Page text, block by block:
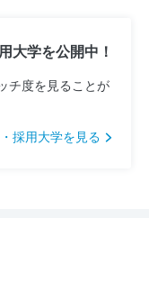
大学を公開中！
チ度を見ることが
採用大学を見る